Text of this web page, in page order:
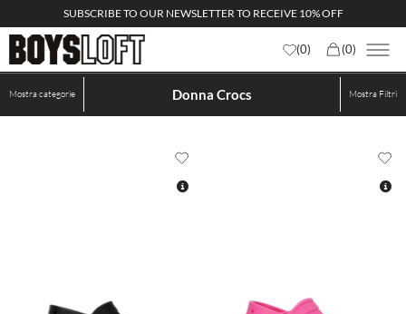
SUBSCRIBE TO OUR NEWSLETTER TO RECEIVE 10% OFF
(0) (0)
Mostra categorie Donna Crocs Mostra Filtri